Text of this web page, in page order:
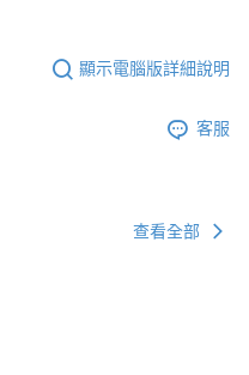
顯示電腦版詳細說明
客服
查看全部